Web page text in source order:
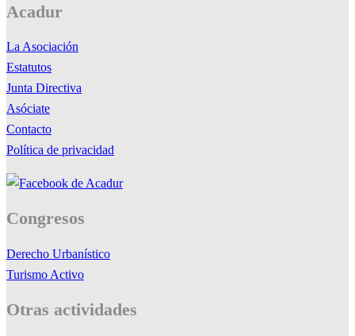
Acadur
La Asociación
Estatutos
Junta Directiva
Asóciate
Contacto
Política de privacidad
Congresos
Derecho Urbanístico
Turismo Activo
Otras actividades